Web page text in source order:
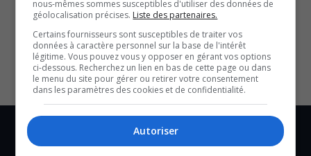
SOUTENIR NOS MÉDIAS, C’EST PROTÉGER NOTRE
nous-mêmes sommes susceptibles d'utiliser des données de
géolocalisation précises. Liste des partenaires.
Certains fournisseurs sont susceptibles de traiter vos
données à caractère personnel sur la base de l'intérêt
légitime. Vous pouvez vous y opposer en gérant vos options
ci-dessous. Recherchez un lien en bas de cette page ou dans
le menu du site pour gérer ou retirer votre consentement
dans les paramètres des cookies et de confidentialité.
Autoriser